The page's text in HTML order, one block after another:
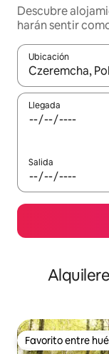
Descubre
harán sentir
Ubicación
Cuando los
Llegada
Salida
Favorito entre
Favorito entre